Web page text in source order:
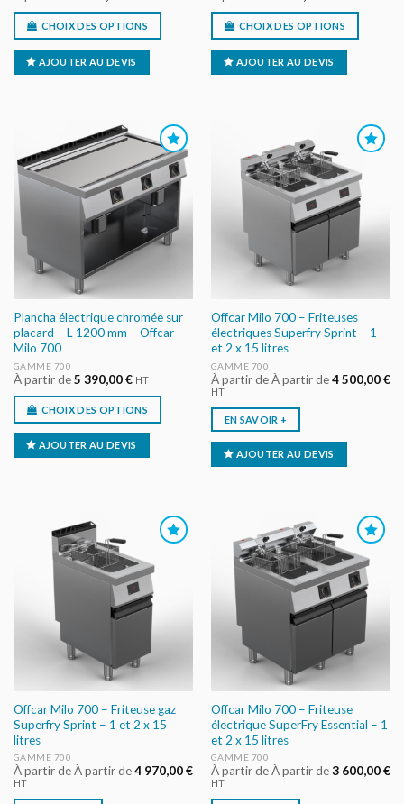
CHOIX DES OPTIONS
AJOUTER AU DEVIS
CHOIX DES OPTIONS
AJOUTER AU DEVIS
AJOUTER
AU DEVIS
Plancha électrique chromée sur
placard – L 1200 mm – Offcar
Milo 700
GAMME 700
À partir de5 390,00€ HT
CHOIX DES OPTIONS
AJOUTER AU DEVIS
AJOUTER
AU DEVIS
Offcar Milo 700 – Friteuses
électriques Superfry Sprint – 1
et 2 x 15 litres
GAMME 700
À partir de À partir de4 500,00€
HT
EN SAVOIR +
AJOUTER AU DEVIS
AJOUTER
AU DEVIS
Offcar Milo 700 – Friteuse gaz
Superfry Sprint – 1 et 2 x 15
litres
GAMME 700
À partir de À partir de4 970,00€
HT
AJOUTER
AU DEVIS
Offcar Milo 700 – Friteuse
électrique SuperFry Essential – 1
et 2 x 15 litres
GAMME 700
À partir de À partir de3 600,00€
HT